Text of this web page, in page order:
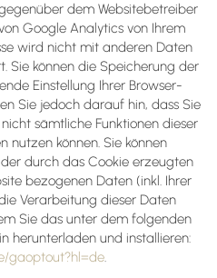
dem Websitebetreiber
Google Analytics von Ihrem
wird nicht mit anderen Daten
Sie können die Speicherung der
Einstellung Ihrer Browser-
Sie jedoch darauf hin, dass Sie
sämtliche Funktionen dieser
nutzen können. Sie können
durch das Cookie erzeugten
bezogenen Daten (inkl. Ihrer
Verarbeitung dieser Daten
Sie das unter dem folgenden
herunterladen und installieren:
gaoptout?hl=de.